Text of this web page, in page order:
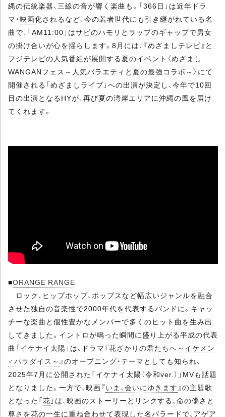
縄の伝統楽器、三線の音が響く楽曲も。「366日」は近年ドラ
マ・映画化されるなど、今の若者世代にも引き継がれている名
曲で、「AM11:00」はサビのハモリとラップのギャップで男女
の掛け合いが心を揺らします。8月には、『めざましテレビ』と
フジテレビの人気番組が展開する夏のイベント〈めざまし
WANGANフェス～人気バラエティと夏の最強コラボ～〉にて
開催される「めざましライブ」への出演が決定し、今年で10回
目の出演となるHYが、再び夏の湾岸エリアに沖縄の風を届け
てくれます。
■ORANGE RANGE
ロック、ヒップホップ、ポップスなど幅広いジャンルを融合
させた独自の音楽性で2000年代を代表するバンドに。キャッ
チーな楽曲と個性豊かなメンバーで多くのヒット曲を生み出
してきました。イントロが鳴った瞬間に盛り上がる平成の代表
曲「イケナイ太陽 」は、ドラマ『花ざかりの君たちへ～イケメン
♂パラダイス～ 』のオープニング・テーマとしても知られ、
2025年7月に公開された「イケナイ太陽（令和ver.）」MVも話題
となりました。一方で、映画『いま、会いにゆきます』の主題歌
となった「花 」は、映画のストーリーとリンクする、命の儚さと
尊さを花の一生に重ね合わせて表現した名バラードで、アゲア